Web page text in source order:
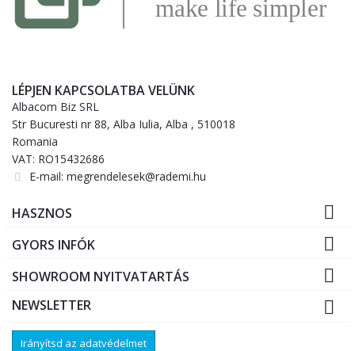
LÉPJEN KAPCSOLATBA VELÜNK
Albacom Biz SRL
Str Bucuresti nr 88, Alba Iulia, Alba , 510018
Romania
VAT: RO15432686
E-mail: megrendelesek@rademi.hu
HASZNOS 
GYORS INFÓK 
SHOWROOM NYITVATARTÁS 
NEWSLETTER 
Irányítsd az adatvédelmet